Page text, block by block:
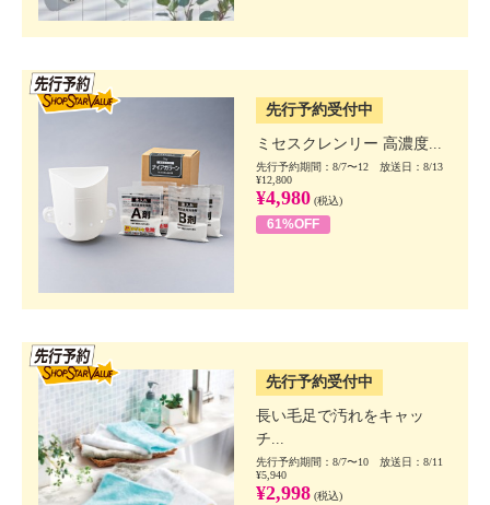
先行予約受付中
ミセスクレンリー 高濃度...
先行予約期間：8/7〜12 放送日：8/13
¥12,800
¥4,980 (税込)
61%OFF
先行予約受付中
長い毛足で汚れをキャッ
チ...
先行予約期間：8/7〜10 放送日：8/11
¥5,940
¥2,998 (税込)